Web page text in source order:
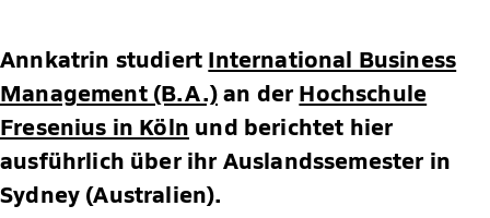
Annkatrin studiert International Business
Management (B.A.)an der Hochschule
Fresenius in Köln und berichtet hier
ausführlich über ihr Auslandssemester in
Sydney (Australien).